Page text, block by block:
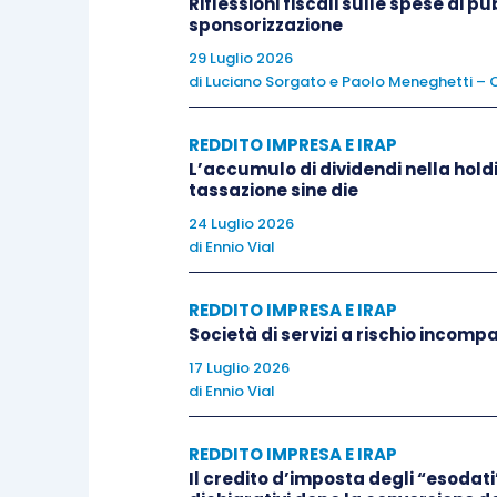
acquistata con l’ultima tranche, cioè
Altro problema, invece, è individuareil
espande la sua efficacia a tale
fini del periodo di detenzione. Sul
par. 2.3.1., recita: «I contribuenti,
partecipazione ceduta (ai fini del
Il problema, spesso, sussiste in
Nota integrativa il metodo di
chiaro se debba
sponsorizzazione
29 Luglio 2026
di Luciano Sorgatoe Paolo Meneghetti –
REDDITO IMPRESA E IRAP
L’accumulo di dividendi nella
tassazione sine die
24 Luglio 2026
di Ennio Vial
REDDITO IMPRESA E IRAP
Società di servizi a rischio
17 Luglio 2026
di Ennio Vial
REDDITO IMPRESA E IRAP
Il credito d’imposta degli